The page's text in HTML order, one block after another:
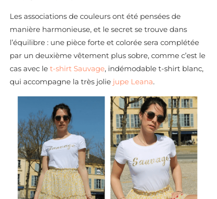
Les associations de couleurs ont été pensées de
manière harmonieuse, et le secret se trouve dans
l’équilibre : une pièce forte et colorée sera complétée
par un deuxième vêtement plus sobre, comme c’est le
cas avec le t-shirt Sauvage, indémodable t-shirt blanc,
qui accompagne la très jolie jupe Leana.